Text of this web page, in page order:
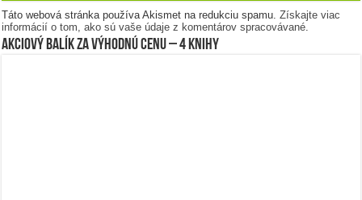
Táto webová stránka používa Akismet na redukciu spamu.Získajte viac
informácií o tom, ako sú vaše údaje z komentárov spracovávané.
Akciový balík za výhodnú cenu – 4 knihy